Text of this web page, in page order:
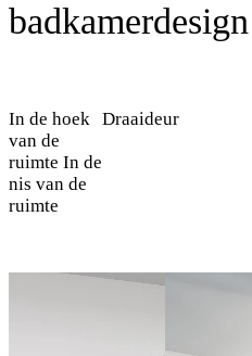
badkamerdesign
In de hoek
van de
ruimte In de
nis van de
ruimte
Draaideur